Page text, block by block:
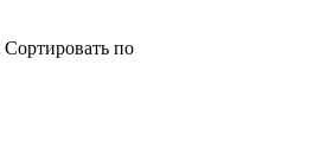
Сортировать по